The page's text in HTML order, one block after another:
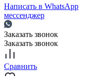
Написать в WhatsApp
мессенджер
Заказать звонок
Заказать звонок
Сравнить